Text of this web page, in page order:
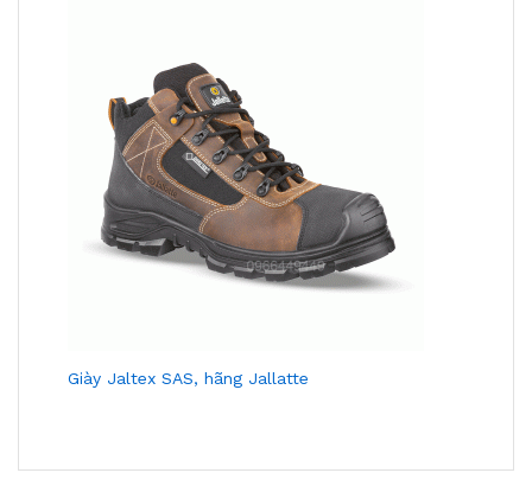
Giày Jaltex SAS, hãng Jallatte